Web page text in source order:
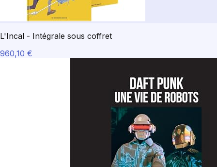
L'Incal - Intégrale sous coffret
960,10 €